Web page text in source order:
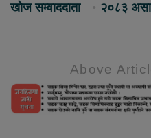
खोज सम्वाददाता २०८३
Above